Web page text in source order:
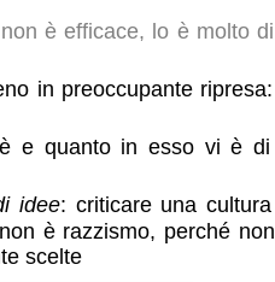
è efficace, lo è molto di
in preoccupante ripresa:
e quanto in esso vi è di
idee: criticare una cultura
è razzismo, perché non
scelte